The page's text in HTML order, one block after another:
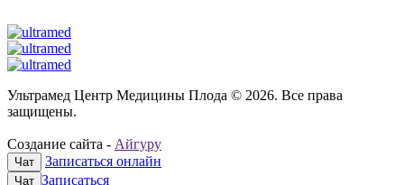
Ультрамед Центр Медицины Плода © 2026. Все права
защищены.
Создание сайта - Айгуру
Чат Записаться онлайн
Чат Записаться